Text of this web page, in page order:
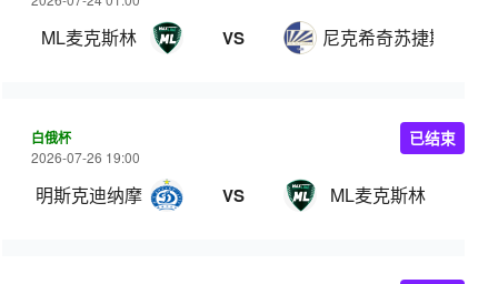
ML麦克斯林 VS 尼克希奇苏捷斯卡
白俄杯
2026-07-26 19:00
明斯克迪纳摩 VS ML麦克斯林
已结束